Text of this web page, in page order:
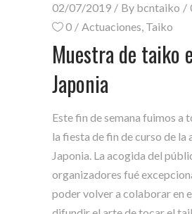
02/07/2019 By bcntaiko
0
Actuaciones, Taiko
Muestra de taiko
Japonia
Este fin de semana fuimos a
la fiesta de fin de curso de la
Japonia. La acogida del
organizadores fué
poder volver a colaborar en